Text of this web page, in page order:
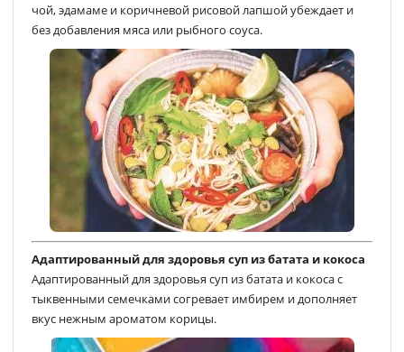
чой, эдамаме и коричневой рисовой лапшой убеждает и
без добавления мяса или рыбного соуса.
Адаптированный для здоровья суп из батата и кокоса
Адаптированный для здоровья суп из батата и кокоса с
тыквенными семечками согревает имбирем и дополняет
вкус нежным ароматом корицы.